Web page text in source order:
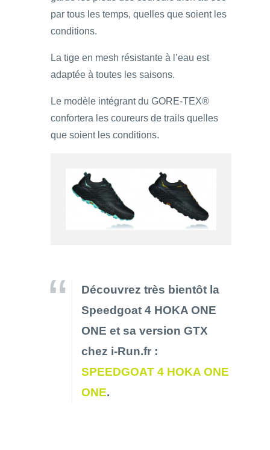
par tous les temps, quelles que soient les
conditions.
La tige en mesh résistante à l’eau est
adaptée à toutes les saisons.
Le modèle intégrant du GORE-TEX®
confortera les coureurs de trails quelles
que soient les conditions.
Découvrez très bientôt la
Speedgoat 4 HOKA ONE
ONE et sa version GTX
chez i-Run.fr :
SPEEDGOAT 4 HOKA ONE
ONE.